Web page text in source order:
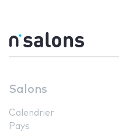
Salons
Calendrier
Pays